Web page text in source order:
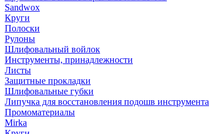
Sandwox
Круги
Полоски
Рулоны
Шлифовальный войлок
Инструменты, принадлежности
Листы
Защитные прокладки
Шлифовальные губки
Липучка для восстановления подошв инструмента
Промоматериалы
Mirka